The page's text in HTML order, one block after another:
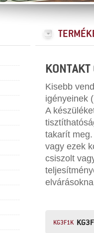
Kisebb
igényeinek
A
takarít
vagy ezek
csiszolt
KG3F1K